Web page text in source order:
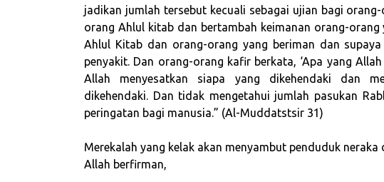
jadikan jumlah tersebut kecuali sebagai ujian bagi
orang Ahlul kitab dan bertambah keimanan orang-
Ahlul Kitab dan orang-orang yang beriman dan
penyakit. Dan orang-orang kafir berkata, ‘Apa yang
Allah menyesatkan siapa yang dikehendaki dan
dikehendaki. Dan tidak mengetahui jumlah pasukan
peringatan bagi manusia.” (Al-Muddatstsir 31)
Merekalah yang kelak akan menyambut penduduk neraka
Allah berfirman,